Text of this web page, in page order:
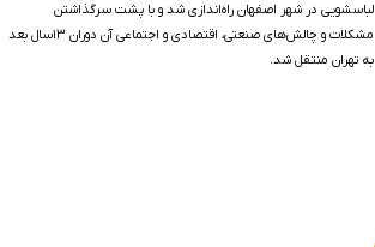
لباسشویی در شهر اصفهان راه‌اندازی شد و با پشت سرگذاشتن
مشکلات و چالش‌های صنعتی، اقتصادی و اجتماعی آن دوران ۱۳سال بعد
به تهران منتقل شد.